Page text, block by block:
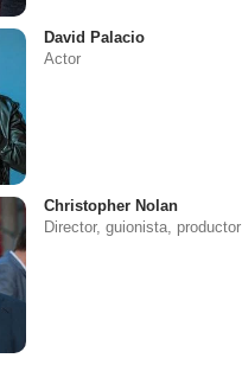
David Palacio
Actor
Christopher Nolan
Director, guionista, productor